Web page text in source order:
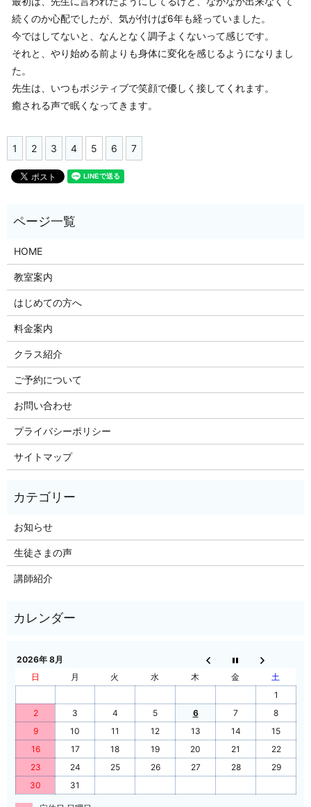
続くのか心配でしたが、気が付けば6年も経っていました。
今ではしてないと、なんとなく調子よくないって感じです。
それと、やり始める前よりも身体に変化を感じるようになりまし
た。
先生は、いつもポジティブで笑顔で優しく接してくれます。
癒される声で眠くなってきます。
1 2 3 4 5 6 7
HOME
教室案内
はじめての方へ
料金案内
クラス紹介
ご予約について
お問い合わせ
プライバシーポリシー
サイトマップ
お知らせ
生徒さまの声
講師紹介
2026年 8月
日
月 火 水 木 金
土
1
2
3 4 5 6 7
8
9
10 11 12 13 14
15
16
17 18 19 20 21
22
23
24 25 26 27 28
29
30
31